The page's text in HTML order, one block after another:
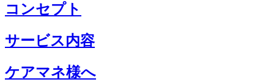
コンセプト
サービス内容
ケアマネ様へ